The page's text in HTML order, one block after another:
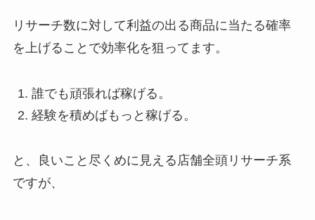
リサーチ数に対して利益の出る商品に当たる確率
を上げることで効率化を狙ってます。
誰でも頑張れば稼げる。
経験を積めばもっと稼げる。
と、良いこと尽くめに見える店舗全頭リサーチ系
ですが、